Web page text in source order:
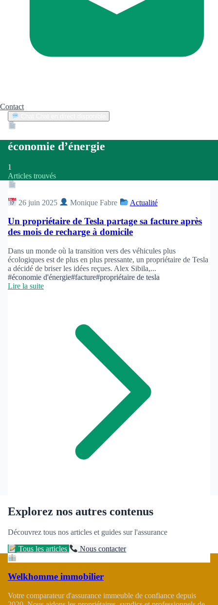
Contact
économie d’énergie
1
Articles trouvés
26 juin 2025
Monique Fabre Actualité
Un propriétaire de Tesla partage sa facture après
des mois de recharge à domicile
Dans un monde où la transition vers des véhicules plus
écologiques est de plus en plus pressante, un propriétaire de Tesla
a décidé de briser les idées reçues. Alex Sibila,...
#économie d'énergie#facture#propriétaire de tesla
Lire la suite
Explorez nos autres contenus
Découvrez tous nos articles et guides sur l'assurance
Tous les articles Nous contacter
Welkhomme immobilier
Votre comparateur d'assurance immeuble de confiance depuis